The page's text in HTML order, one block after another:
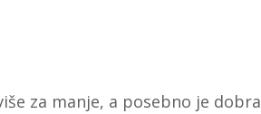
za manje, a posebno je dobra